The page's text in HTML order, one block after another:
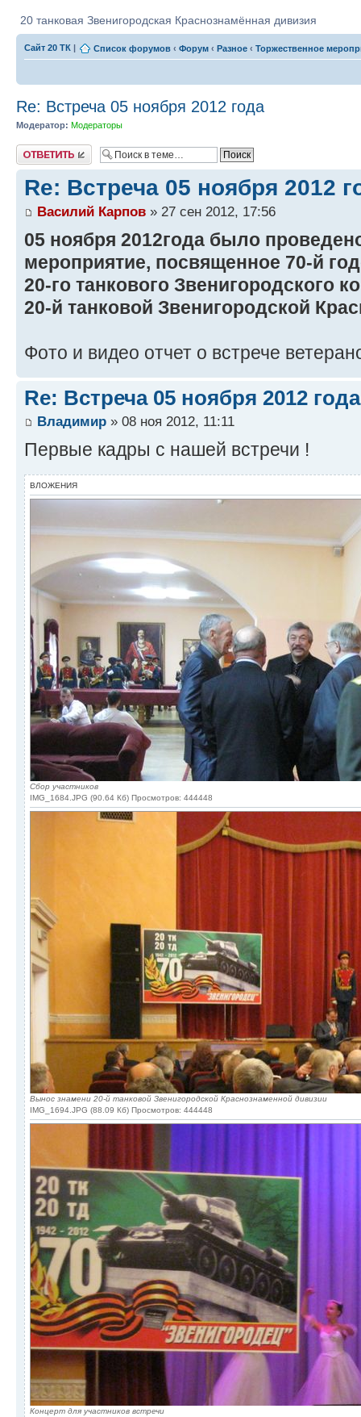
20 танковая Звенигородская Краснознамённая дивизия
Сайт 20 ТК | Список форумов ‹ Форум ‹ Разное ‹ Торжественное
Re: Встреча 05 ноября 2012 года
Модератор: Модераторы
Ответить
Re: Встреча 05 ноября 2012
Василий Карпов » 27 сен 2012, 17:56
05 ноября 2012года было
мероприятие, посвященное 70-й
20-го танкового Звенигородского
20-й танковой Звенигородской
Фото и видео отчет о встрече
Re: Встреча 05 ноября 2012 года
Владимир » 08 ноя 2012, 11:11
Первые кадры с нашей встречи !
ВЛОЖЕНИЯ
Сбор участников
IMG_1684.JPG (90.64 Кб) Просмотров: 444448
Вынос знамени 20-й танковой Звенигородской Краснознаменной дивизии
IMG_1694.JPG (88.09 Кб) Просмотров: 444448
Концерт для участников встречи